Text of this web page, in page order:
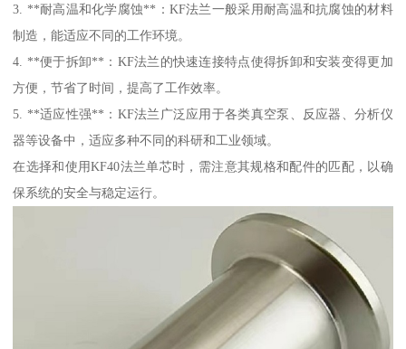
3. **耐高温和化学腐蚀**：KF法兰一般采用耐高温和抗腐蚀的材料
制造，能适应不同的工作环境。
4. **便于拆卸**：KF法兰的快速连接特点使得拆卸和安装变得更加
方便，节省了时间，提高了工作效率。
5. **适应性强**：KF法兰广泛应用于各类真空泵、反应器、分析仪
器等设备中，适应多种不同的科研和工业领域。
在选择和使用KF40法兰单芯时，需注意其规格和配件的匹配，以确
保系统的安全与稳定运行。